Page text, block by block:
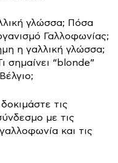
γλώσσα; Πόσα
Γαλλοφωνίας;
η γαλλική γλώσσα;
σημαίνει “blonde”
τις
με τις
και τις